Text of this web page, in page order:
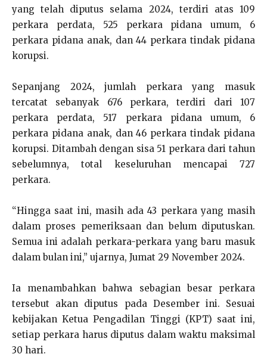
yang telah diputus selama 2024, terdiri atas 109
perkara perdata, 525 perkara pidana umum, 6
perkara pidana anak, dan 44 perkara tindak pidana
korupsi.
Sepanjang 2024, jumlah perkara yang masuk
tercatat sebanyak 676 perkara, terdiri dari 107
perkara perdata, 517 perkara pidana umum, 6
perkara pidana anak, dan 46 perkara tindak pidana
korupsi. Ditambah dengan sisa 51 perkara dari tahun
sebelumnya, total keseluruhan mencapai 727
perkara.
“Hingga saat ini, masih ada 43 perkara yang masih
dalam proses pemeriksaan dan belum diputuskan.
Semua ini adalah perkara-perkara yang baru masuk
dalam bulan ini,” ujarnya, Jumat 29 November 2024.
Ia menambahkan bahwa sebagian besar perkara
tersebut akan diputus pada Desember ini. Sesuai
kebijakan Ketua Pengadilan Tinggi (KPT) saat ini,
setiap perkara harus diputus dalam waktu maksimal
30 hari.